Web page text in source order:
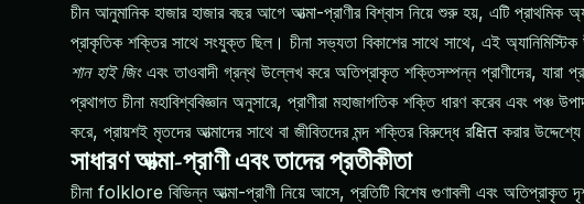
চীন আনুমানিক হাজার হাজার বছর আগে আত্মা-প্রাণীর বিশ্বাস নিয়ে শুরু হয়, এটি প্রাথমিক
প্রাকৃতিক শক্তির সাথে সংযুক্ত ছিল। চীনা সভ্যতা বিকাশের সাথে সাথে, এই
শান হাই জিংএবং তাওবাদী গ্রন্থ উল্লেখ করে অতিপ্রাকৃত শক্তিসম্পন্ন প্রাণীদের, যারা
প্রথাগত চীনা মহাবিশ্ববিজ্ঞান অনুসারে, প্রাণীরা মহাজাগতিক শক্তি ধারণ করেব এবং
করে, প্রায়শই মৃতদের আত্মাদের সাথে বা জীবিতদের মন্দ শক্তির বিরুদ্ধে রक्षित করার
সাধারণ আত্মা-প্রাণী এবং তাদের প্রতীকীতা
চীনা folklore বিভিন্ন আত্মা-প্রাণী নিয়ে আসে, প্রতিটি বিশেষ গুণাবলী এবং অতিপ্রাকৃত